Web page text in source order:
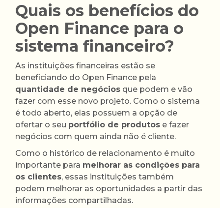
Quais os benefícios do
Open Finance para o
sistema financeiro?
As instituições financeiras estão se
beneficiando do Open Finance pela
quantidade de negócios que podem e vão
fazer com esse novo projeto. Como o sistema
é todo aberto, elas possuem a opção de
ofertar o seu portfólio de produtos e fazer
negócios com quem ainda não é cliente.
Como o histórico de relacionamento é muito
importante para melhorar as condições para
os clientes, essas instituições também
podem melhorar as oportunidades a partir das
informações compartilhadas.